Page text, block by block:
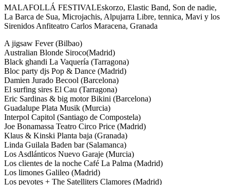
MALAFOLLÁ FESTIVALEskorzo, Elastic Band, Son de nadie,
La Barca de Sua, Microjachis, Alpujarra Libre, tennica, Mavi y los
Sirenidos Anfiteatro Carlos Maracena, Granada
A jigsaw Fever (Bilbao)
Australian Blonde Siroco(Madrid)
Black ghandi La Vaquería (Tarragona)
Bloc party djs Pop & Dance (Madrid)
Damien Jurado Becool (Barcelona)
El surfing sires El Cau (Tarragona)
Eric Sardinas & big motor Bikini (Barcelona)
Guadalupe Plata Musik (Murcia)
Interpol Capitol (Santiago de Compostela)
Joe Bonamassa Teatro Circo Price (Madrid)
Klaus & Kinski Planta baja (Granada)
Linda Guilala Baden bar (Salamanca)
Los Asdlánticos Nuevo Garaje (Murcia)
Los clientes de la noche Café La Palma (Madrid)
Los limones Galileo (Madrid)
Los peyotes + The Satelliters Clamores (Madrid)